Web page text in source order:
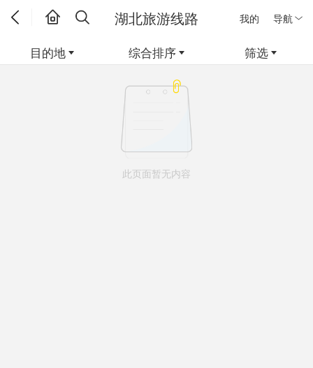
我的 导航
湖北旅游线路
目的地 综合排序 筛选
此页面暂无内容